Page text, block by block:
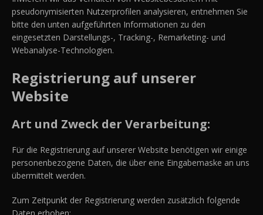
pseudonymisierten Nutzerprofilen analysieren, entnehmen Sie
bitte den unten aufgeführten Informationen zu den
eingesetzten Darstellungs-, Tracking-, Remarketing- und
Webanalyse-Technologien.
Registrierung auf unserer
Website
Art und Zweck der Verarbeitung:
Für die Registrierung auf unserer Website benötigen wir einige
personenbezogene Daten, die über eine Eingabemaske an uns
übermittelt werden.
Zum Zeitpunkt der Registrierung werden zusätzlich folgende
Daten erhoben: